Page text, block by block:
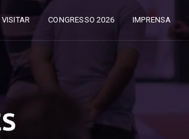
VISITAR CONGRESSO 2026 IMPRENSA